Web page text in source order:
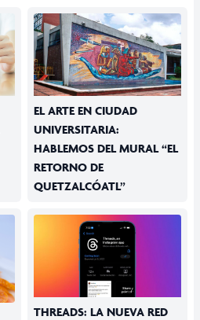
EL ARTE EN CIUDAD
UNIVERSITARIA:
HABLEMOS DEL MURAL “EL
RETORNO DE
QUETZALCÓATL”
THREADS: LA NUEVA RED